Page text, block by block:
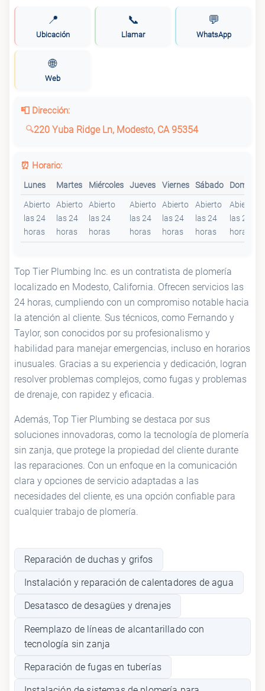
📍
Ubicación
📞
Llamar
💬
WhatsApp
🌐
Web
📮 Dirección:
220 Yuba Ridge Ln, Modesto, CA 95354
⏰ Horario:
Lunes Martes Miércoles Jueves Viernes Sábado Domingo
Abierto
las 24
horas
Abierto
las 24
horas
Abierto
las 24
horas
Abierto
las 24
horas
Abierto
las 24
horas
Abierto
las 24
horas
Abierto
las 24
horas
Top Tier Plumbing Inc. es un contratista de plomería
localizado en Modesto, California. Ofrecen servicios las
24 horas, cumpliendo con un compromiso notable hacia
la atención al cliente. Sus técnicos, como Fernando y
Taylor, son conocidos por su profesionalismo y
habilidad para manejar emergencias, incluso en horarios
inusuales. Gracias a su experiencia y dedicación, logran
resolver problemas complejos, como fugas y problemas
de drenaje, con rapidez y eficacia.
Además, Top Tier Plumbing se destaca por sus
soluciones innovadoras, como la tecnología de plomería
sin zanja, que protege la propiedad del cliente durante
las reparaciones. Con un enfoque en la comunicación
clara y opciones de servicio adaptadas a las
necesidades del cliente, es una opción confiable para
cualquier trabajo de plomería.
Reparación de duchas y grifos
Instalación y reparación de calentadores de agua
Desatasco de desagües y drenajes
Reemplazo de líneas de alcantarillado con
tecnología sin zanja
Reparación de fugas en tuberías